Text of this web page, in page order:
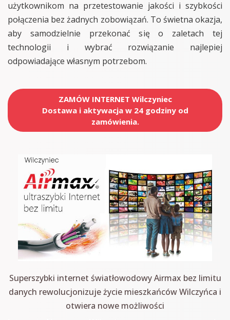
użytkownikom na przetestowanie jakości i szybkości
połączenia bez żadnych zobowiązań. To świetna okazja,
aby samodzielnie przekonać się o zaletach tej
technologii i wybrać rozwiązanie najlepiej
odpowiadające własnym potrzebom.
ZAMÓW INTERNET Wilczyniec
Dostawa i aktywacja w 24 godziny od
zamówienia.
Superszybki internet światłowodowy Airmax bez limitu
danych rewolucjonizuje życie mieszkańców Wilczyńca i
otwiera nowe możliwości